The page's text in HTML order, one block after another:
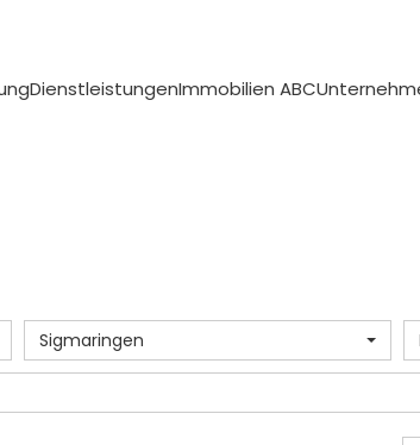
DienstleistungenImmobilien ABC
Sigmaringen